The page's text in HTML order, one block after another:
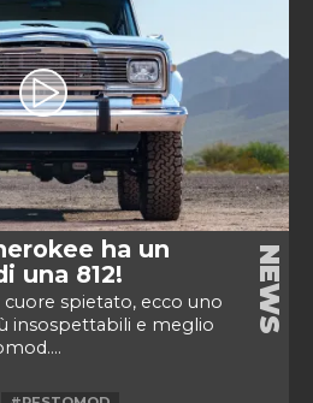
ha un
una 812!
spietato, ecco uno
insospettabili e meglio
NEWS